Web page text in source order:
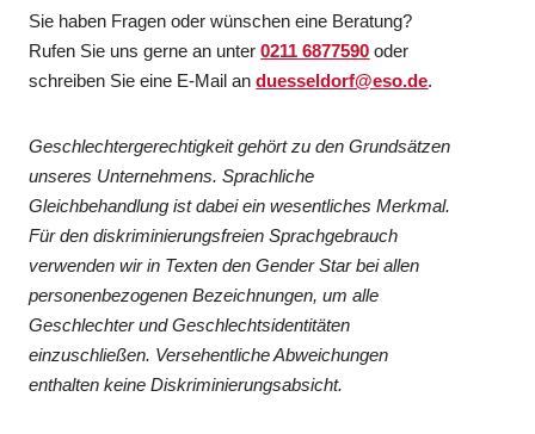
Sie haben Fragen oder wünschen eine Beratung?
Rufen Sie uns gerne an unter0211 6877590 oder
schreiben Sie eine E-Mail anduesseldorf@eso.de.
Geschlechtergerechtigkeit gehört zu den Grundsätzen
unseres Unternehmens. Sprachliche
Gleichbehandlung ist dabei ein wesentliches Merkmal.
Für den diskriminierungsfreien Sprachgebrauch
verwenden wir in Texten den Gender Star bei allen
personenbezogenen Bezeichnungen, um alle
Geschlechter und Geschlechtsidentitäten
einzuschließen. Versehentliche Abweichungen
enthalten keine Diskriminierungsabsicht.